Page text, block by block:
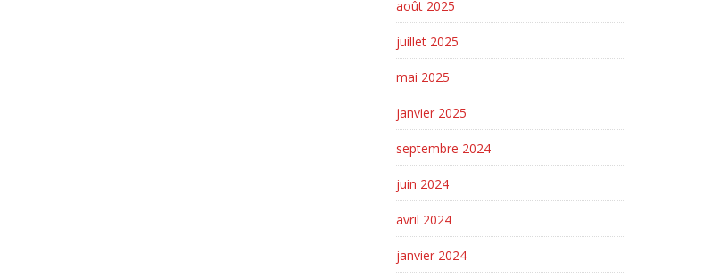
août 2025
juillet 2025
mai 2025
janvier 2025
septembre 2024
juin 2024
avril 2024
janvier 2024